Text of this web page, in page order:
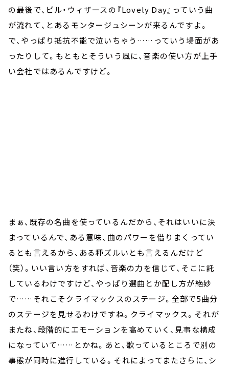
の最後で、ビル・ウィザースの『Lovely Day』っていう曲
が流れて、とあるモンタージュシーンが来るんですよ。
で、やっぱり抵抗不能で泣いちゃう……っていう場面があ
ったりして。もともとそういう風に、音楽の使い方が上手
い会社ではあるんですけど。
まぁ、既存の名曲を使っているんだから、それはいいに決
まっているんで、ある意味、曲のパワーを借りまくってい
るとも言えるから、ある種ズルいとも言えるんだけど
（笑）。いい言い方をすれば、音楽の力を信じて、そこに託
しているわけですけど、やっぱり選曲とか配し方が絶妙
で……それこそクライマックスのステージ。全部で5曲分
のステージを見せるわけですね。クライマックス。それが
またね、段階的にエモーションを高めていく、見事な構成
になっていて……とかね。あと、歌っているところで別の
事態が同時に進行している。それによってまたさらに、シ